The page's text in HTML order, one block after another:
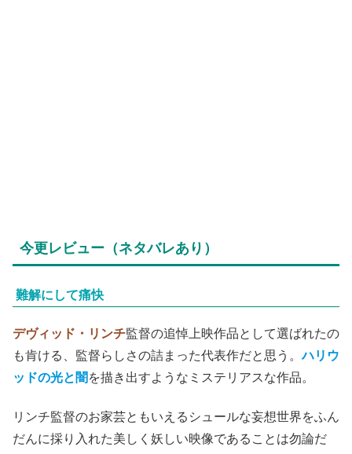
今更レビュー（ネタバレあり）
難解にして痛快
デヴィッド・リンチ監督の追悼上映作品として選ばれたの
も肯ける、監督らしさの詰まった代表作だと思う。ハリウ
ッドの光と闇 を描き出すようなミステリアスな作品。
リンチ監督のお家芸ともいえるシュールな妄想世界をふん
だんに採り入れた美しく妖しい映像であることは勿論だ